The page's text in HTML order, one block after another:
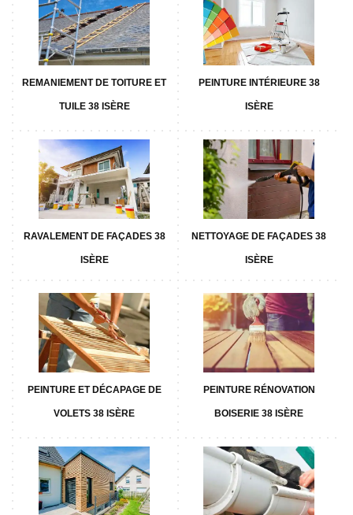
REMANIEMENT DE TOITURE ET
TUILE 38 ISÈRE
PEINTURE INTÉRIEURE 38
ISÈRE
RAVALEMENT DE FAÇADES 38
ISÈRE
NETTOYAGE DE FAÇADES 38
ISÈRE
PEINTURE ET DÉCAPAGE DE
VOLETS 38 ISÈRE
PEINTURE RÉNOVATION
BOISERIE 38 ISÈRE